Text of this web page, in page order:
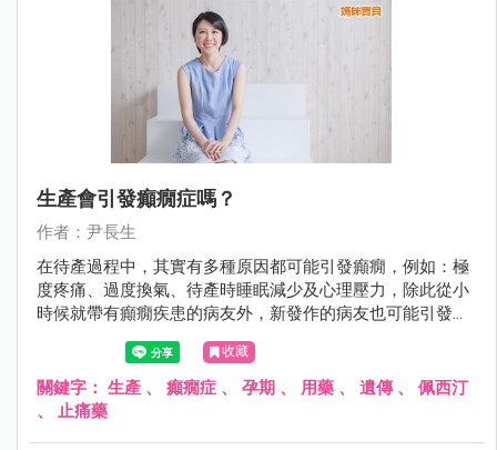
生產會引發癲癇症嗎？
作者：尹長生
在待產過程中，其實有多種原因都可能引發癲癇，例如：極
度疼痛、過度換氣、待產時睡眠減少及心理壓力，除此從小
時候就帶有癲癇疾患的病友外，新發作的病友也可能引發癲
收藏
關鍵字： 生產 、 癲癇症 、 孕期 、 用藥 、 遺傳、 佩西汀
、 止痛藥